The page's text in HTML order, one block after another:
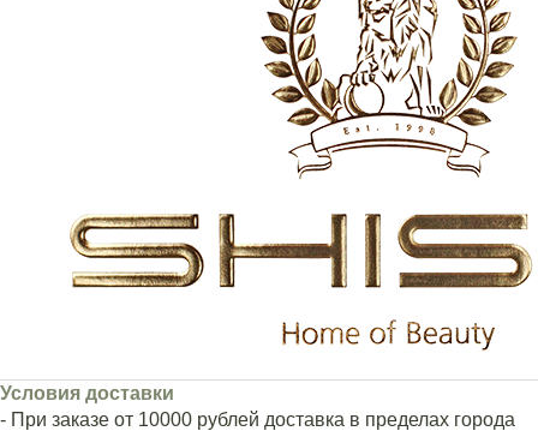
Условия доставки
- При заказе от 10000 рублей доставка в пределах города